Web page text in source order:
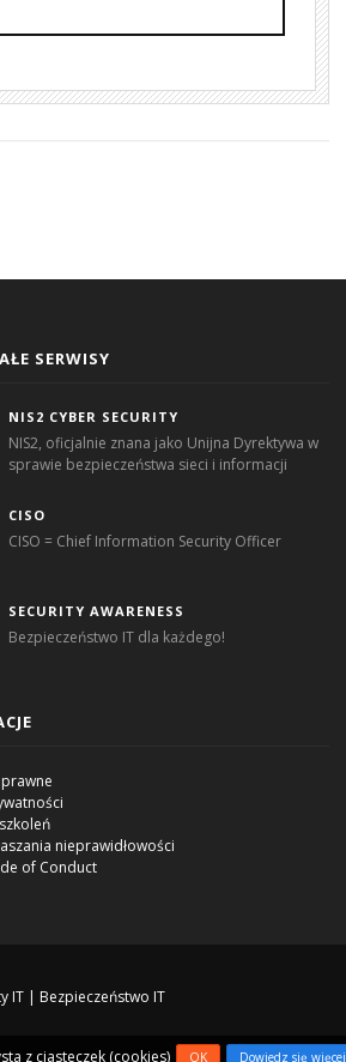
SERWISY
NIS2 CYBER SECURITY
NIS2, oficjalnie znana jako Unijna Dyrektywa w
sprawie bezpieczeństwa sieci i informacji
CISO
CISO = Chief Information Security Officer
SECURITY AWARENESS
Bezpieczeństwo IT dla każdego!
nieprawidłowości
of Conduct
IT | Bezpieczeństwo IT
z ciasteczek (cookies)
OK Dowiedz się więcej